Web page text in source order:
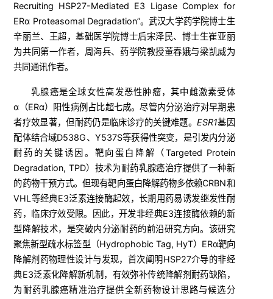
Recruiting HSP27-Mediated E3 Ligase Complex for
ERα Proteasomal Degradation”。武汉大学药学院博士生
辛丽兰、王超，基础医学院博士后宋泽民、博士生崔亚丽
为共同第一作者，周海兵、药学院教授董春娥与梁凯威为
共同通讯作者。
乳腺癌是全球女性高发恶性肿瘤，其中雌激素受体
α（ERα）阳性病例占比超七成。尽管内分泌治疗对早期患
者疗效显著，但耐药仍是临床诊疗的关键难题。 ESR1基因
配体结合域D538G、Y537S等获得性突变，是引发内分泌
耐药的关键诱因。靶向蛋白降解（Targeted Protein
Degradation, TPD）技术为耐药乳腺癌治疗提供了一种新
的药物干预方式。但现有靶向蛋白降解药物多依赖CRBN和
VHL等经典E3泛素连接酶起效，长期用药易诱发继发性耐
药，临床疗效受限。因此，开发非经典E3连接酶依赖的新
型降解技术，是突破内分泌耐药的前沿研究方向。 该研究
聚焦新型疏水标签型（Hydrophobic Tag, HyT）ERα靶向
降解剂药物理性设计与发现，首次阐明HSP27介导的非经
典E3泛素化降解新机制，有效弥补传统降解剂耐药缺陷，
为耐药乳腺癌精准治疗提供全新药物设计思路与候选分